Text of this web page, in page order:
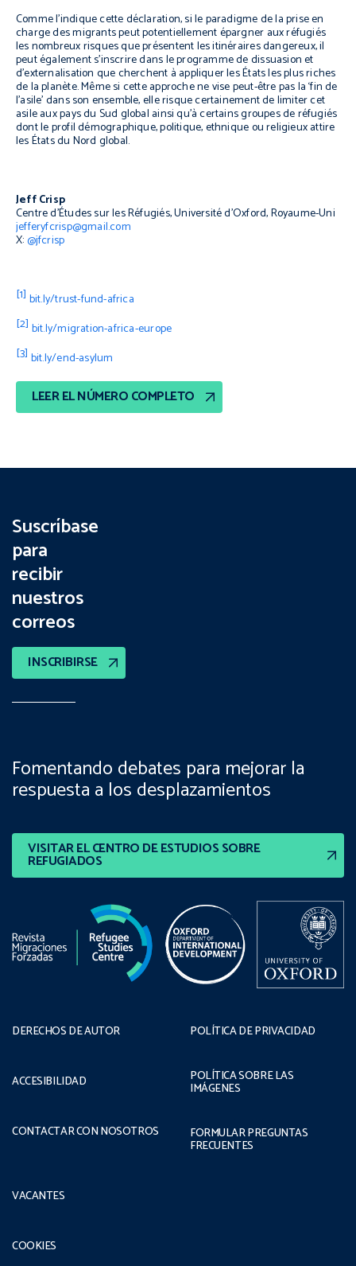
Comme l’indique cette déclaration, si le paradigme de la prise en
charge des migrants peut potentiellement épargner aux réfugiés
les nombreux risques que présentent les itinéraires dangereux, il
peut également s’inscrire dans le programme de dissuasion et
d’externalisation que cherchent à appliquer les États les plus riches
de la planète. Même si cette approche ne vise peut-être pas la ‘fin de
l’asile’ dans son ensemble, elle risque certainement de limiter cet
asile aux pays du Sud global ainsi qu’à certains groupes de réfugiés
dont le profil démographique, politique, ethnique ou religieux attire
les États du Nord global.
Jeff Crisp
Centre d’Études sur les Réfugiés, Université d’Oxford, Royaume-Uni
jefferyfcrisp@gmail.com
X:@jfcrisp
[1] bit.ly/trust-fund-africa
[2] bit.ly/migration-africa-europe
[3] bit.ly/end-asylum
LEER EL NÚMERO COMPLETO
Suscríbase
para
recibir
nuestros
correos
INSCRIBIRSE
VISITAR EL CENTRO DE ESTUDIOS SOBRE
REFUGIADOS
Fomentando debates para mejorar la
respuesta a los desplazamientos
DERECHOS DE AUTOR
ACCESIBILIDAD
CONTACTAR CON NOSOTROS
POLÍTICA DE PRIVACIDAD
POLÍTICA SOBRE LAS
IMÁGENES
FORMULAR PREGUNTAS
FRECUENTES
VACANTES
COOKIES